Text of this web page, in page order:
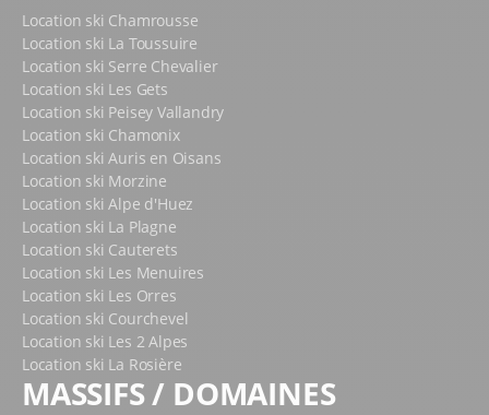
ski aux 2 Alpes, mais si vous cherchez un magasin
facile d’accès, proche des commodités et des pistes,
Ekosport-Rent Camp d’Base
VOTRE LOCATION AU PIED DES REMONTÉES
MÉCANIQUES
En louant vos skis ou votre snowboard chez Ekosport-
Rent Camp d’Base, il vous faudra seulement 2 minutes
à pied pour grimper dans les remontées mécaniques
et partir à la conquête du domaine. Notre magasin se
trouve en effet justeà côté du télésiège du Diable
vous emmène à 2400 mètres d’altitude. Vous pourrez
aussi facilement emprunter
rester sur les zones d’apprentissage, ou bien rejoindre
lespoints de rassemblement des écoles de ski à 5
minutes à pied.
Location ski Chamrousse
Location ski La Toussuire
Location ski Serre Chevalier
Location ski Les Gets
Location ski Peisey Vallandry
Location ski Chamonix
Location ski Auris en Oisans
Location ski Morzine
Location ski Alpe d'Huez
Location ski La Plagne
Location ski Cauterets
Location ski Les Menuires
Location ski Les Orres
Location ski Courchevel
Location ski Les 2 Alpes
Location ski La Rosière
MASSIFS / DOMAINES